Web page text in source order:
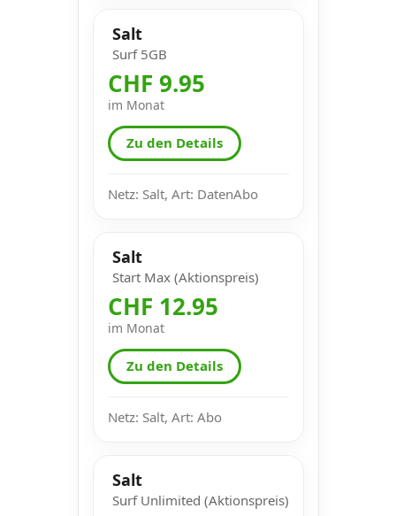
Salt
Surf 5GB
CHF 9.95
im Monat
Zu den Details
Netz: Salt, Art: DatenAbo
Salt
Start Max (Aktionspreis)
CHF 12.95
im Monat
Zu den Details
Netz: Salt, Art: Abo
Salt
Surf Unlimited (Aktionspreis)